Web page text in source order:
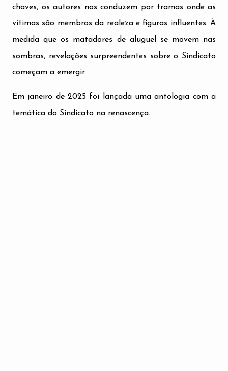
chaves, os autores nos conduzem por tramas onde as
vítimas são membros da realeza e figuras influentes. À
medida que os matadores de aluguel se movem nas
sombras, revelações surpreendentes sobre o Sindicato
começam a emergir.
Em janeiro de 2025 foi lançada uma antologia com a
temática do Sindicato na renascença.